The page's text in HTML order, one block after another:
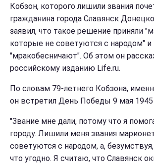
Кобзон, которого лишили звания
гражданина города Славянск
заявил, что такое решение приняли
которые не советуются с народом" и
"мракобесничают". Об этом он
российскому изданию Life.ru.
По словам 79-летнего Кобзона,
он встретил День Победы 9 мая 1945
"Звание мне дали, потому что я
городу. Лишили меня звания
советуются с народом, а,
что угодно. Я считаю, что Славянск